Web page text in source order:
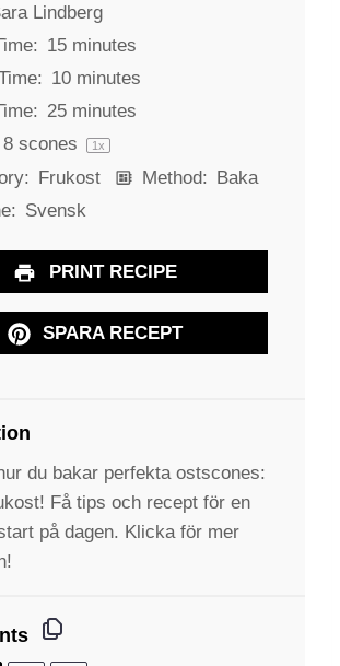
t
r
t
a
r
s
Lindberg
15 minutes
10 minutes
25 minutes
8scones 1x
Frukost Method: Baka
Svensk
PRINT RECIPE
SPARA RECEPT
du bakar perfekta ostscones:
Få tips och recept för en
på dagen. Klicka för mer